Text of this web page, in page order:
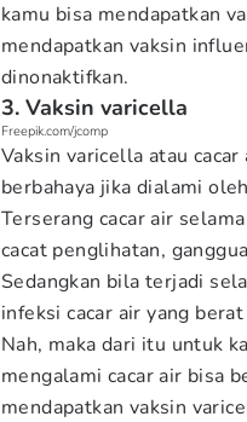
kamu bisa mendapatkan
mendapatkan vaksin
dinonaktifkan.
3. Vaksin varicella
Freepik.com/jcomp
Vaksin varicella atau
berbahaya jika dialami
Terserang cacar air
cacat penglihatan,
Sedangkan bila terjadi
infeksi cacar air yang
Nah, maka dari itu untuk
mengalami cacar air bisa
mendapatkan vaksin